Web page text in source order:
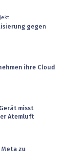
gegen
ihre Cloud
misst
Atemluft
zu